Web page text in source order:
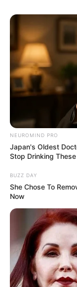
NEUROMIND PRO
Japan's Oldest
Stop Drinking
BUZZ DAY
She Chose To
Now